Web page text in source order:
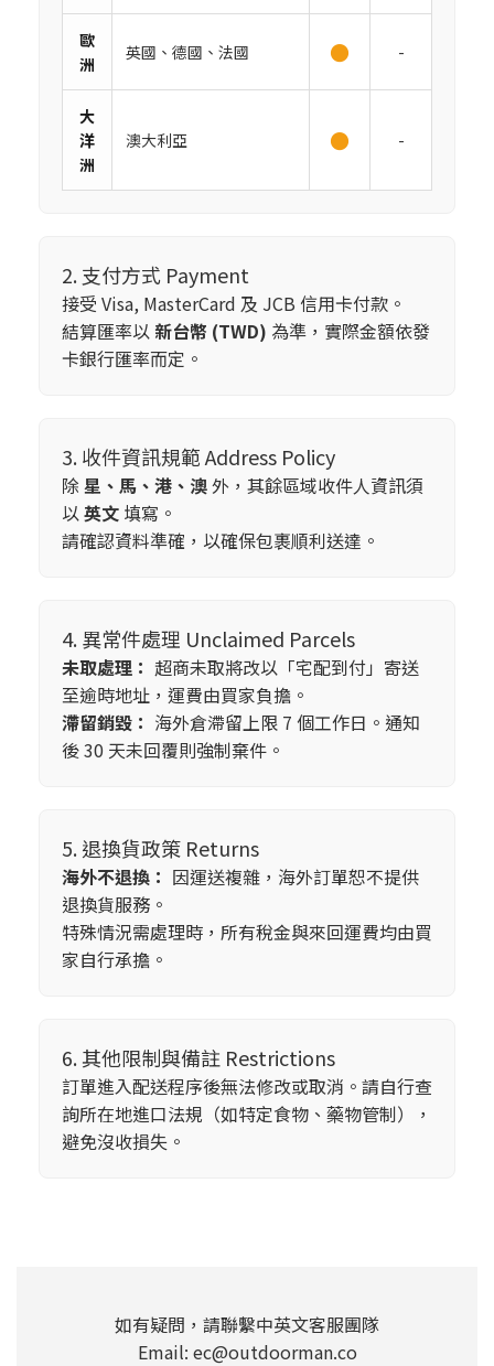
歐
洲
英國、德國、法國 ● -
大
洋
洲
澳大利亞 ● -
2. 支付方式 Payment
接受 Visa, MasterCard 及 JCB 信用卡付款。
結算匯率以 新台幣 (TWD) 為準，實際金額依發
卡銀行匯率而定。
3. 收件資訊規範 Address Policy
除 星、馬、港、澳外，其餘區域收件人資訊須
以英文 填寫。
請確認資料準確，以確保包裹順利送達。
4. 異常件處理 Unclaimed Parcels
未取處理： 超商未取將改以「宅配到付」寄送
至逾時地址，運費由買家負擔。
滯留銷毀： 海外倉滯留上限 7 個工作日。通知
後 30 天未回覆則強制棄件。
5. 退換貨政策 Returns
海外不退換： 因運送複雜，海外訂單恕不提供
退換貨服務。
特殊情況需處理時，所有稅金與來回運費均由買
家自行承擔。
6. 其他限制與備註 Restrictions
訂單進入配送程序後無法修改或取消。請自行查
詢所在地進口法規（如特定食物、藥物管制），
避免沒收損失。
如有疑問，請聯繫中英文客服團隊
Email: ec@outdoorman.co